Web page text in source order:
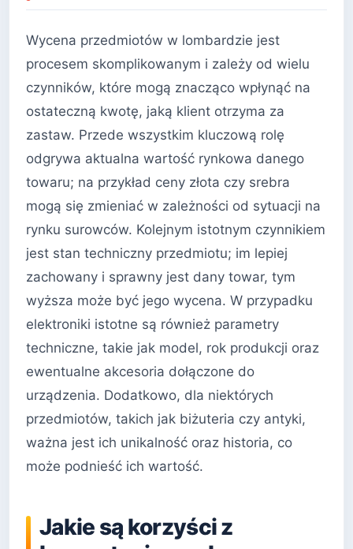
Wycena przedmiotów w lombardzie jest
procesem skomplikowanym i zależy od wielu
czynników, które mogą znacząco wpłynąć na
ostateczną kwotę, jaką klient otrzyma za
zastaw. Przede wszystkim kluczową rolę
odgrywa aktualna wartość rynkowa danego
towaru; na przykład ceny złota czy srebra
mogą się zmieniać w zależności od sytuacji na
rynku surowców. Kolejnym istotnym czynnikiem
jest stan techniczny przedmiotu; im lepiej
zachowany i sprawny jest dany towar, tym
wyższa może być jego wycena. W przypadku
elektroniki istotne są również parametry
techniczne, takie jak model, rok produkcji oraz
ewentualne akcesoria dołączone do
urządzenia. Dodatkowo, dla niektórych
przedmiotów, takich jak biżuteria czy antyki,
ważna jest ich unikalność oraz historia, co
może podnieść ich wartość.
Jakie są korzyści z